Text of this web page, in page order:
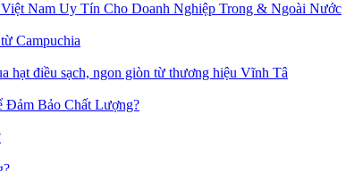
Nam Uy Tín Cho Doanh Nghiệp Trong & Ngoài Nước
Campuchia
hạt điều sạch, ngon giòn từ thương hiệu Vĩnh Tâ
Đảm Bảo Chất Lượng?